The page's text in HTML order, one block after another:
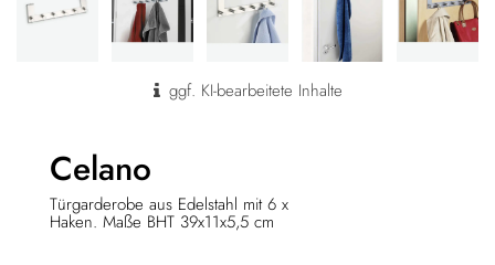
ggf. KI-bearbeitete Inhalte
Celano
Türgarderobe aus Edelstahl mit 6 x
Haken. Maße BHT 39x11x5,5 cm